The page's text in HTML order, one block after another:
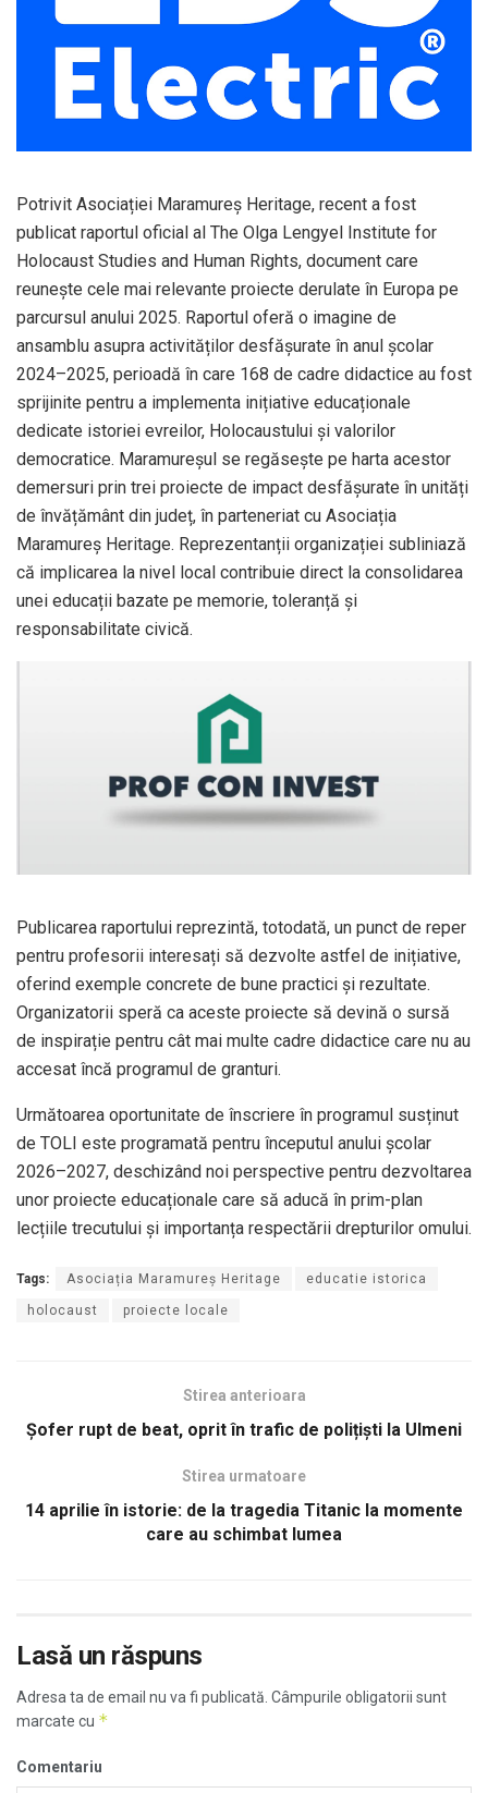
Potrivit Asociației Maramureș Heritage, recent a fost
publicat raportul oficial al The Olga Lengyel Institute for
Holocaust Studies and Human Rights, document care
reunește cele mai relevante proiecte derulate în Europa pe
parcursul anului 2025. Raportul oferă o imagine de
ansamblu asupra activităților desfășurate în anul școlar
2024–2025, perioadă în care 168 de cadre didactice au fost
sprijinite pentru a implementa inițiative educaționale
dedicate istoriei evreilor, Holocaustului și valorilor
democratice. Maramureșul se regăsește pe harta acestor
demersuri prin trei proiecte de impact desfășurate în unități
de învățământ din județ, în parteneriat cu Asociația
Maramureș Heritage. Reprezentanții organizației subliniază
că implicarea la nivel local contribuie direct la consolidarea
unei educații bazate pe memorie, toleranță și
responsabilitate civică.
Publicarea raportului reprezintă, totodată, un punct de reper
pentru profesorii interesați să dezvolte astfel de inițiative,
oferind exemple concrete de bune practici și rezultate.
Organizatorii speră ca aceste proiecte să devină o sursă
de inspirație pentru cât mai multe cadre didactice care nu au
accesat încă programul de granturi.
Următoarea oportunitate de înscriere în programul susținut
de TOLI este programată pentru începutul anului școlar
2026–2027, deschizând noi perspective pentru dezvoltarea
unor proiecte educaționale care să aducă în prim-plan
lecțiile trecutului și importanța respectării drepturilor omului.
Tags: Asociația Maramureș Heritage educatie istorica
holocaust proiecte locale
Stirea anterioara
Șofer rupt de beat, oprit în trafic de polițiști la Ulmeni
Stirea urmatoare
14 aprilie în istorie: de la tragedia Titanic la momente
care au schimbat lumea
Lasă un răspuns
Adresa ta de email nu va fi publicată. Câmpurile obligatorii sunt
marcate cu *
Comentariu